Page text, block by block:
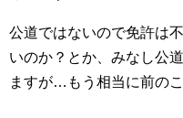
公道ではないので免許は
いのか？とか、みなし公
ますが…もう相当に前の